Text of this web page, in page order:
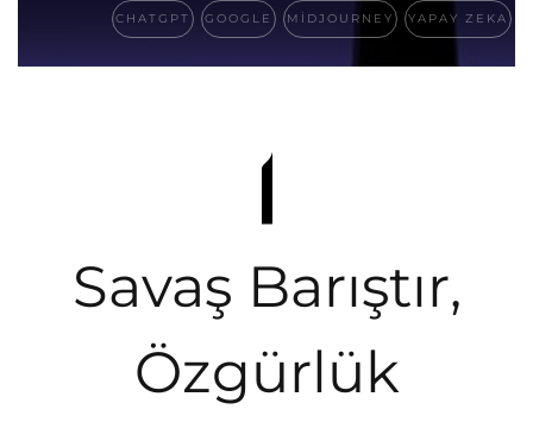
CHATGPT GOOGLE MIDJOURNEY YAPAY ZEKA
Savaş Barıştır,
Özgürlük